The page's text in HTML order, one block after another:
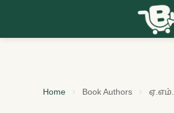
Home Book Authors ஏ.எம்.